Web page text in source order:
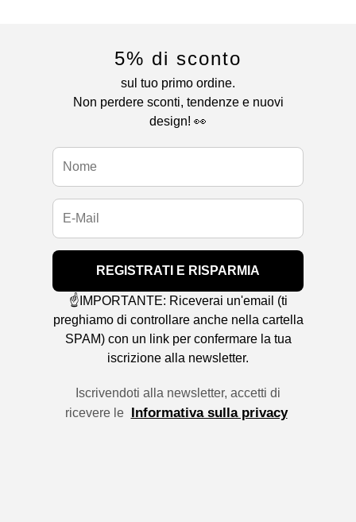
5% di sconto
sul tuo primo ordine.
Non perdere sconti, tendenze e nuovi
design! 👀
REGISTRATI E RISPARMIA
☝️IMPORTANTE: Riceverai un'email (ti
preghiamo di controllare anche nella cartella
SPAM) con un link per confermare la tua
iscrizione alla newsletter.
Iscrivendoti alla newsletter, accetti di
ricevere le Informativa sulla privacy